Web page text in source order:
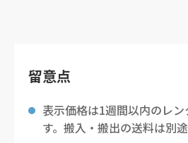
留意点
表示価格は1週間以内のレ
す。搬入・搬出の送料は別途